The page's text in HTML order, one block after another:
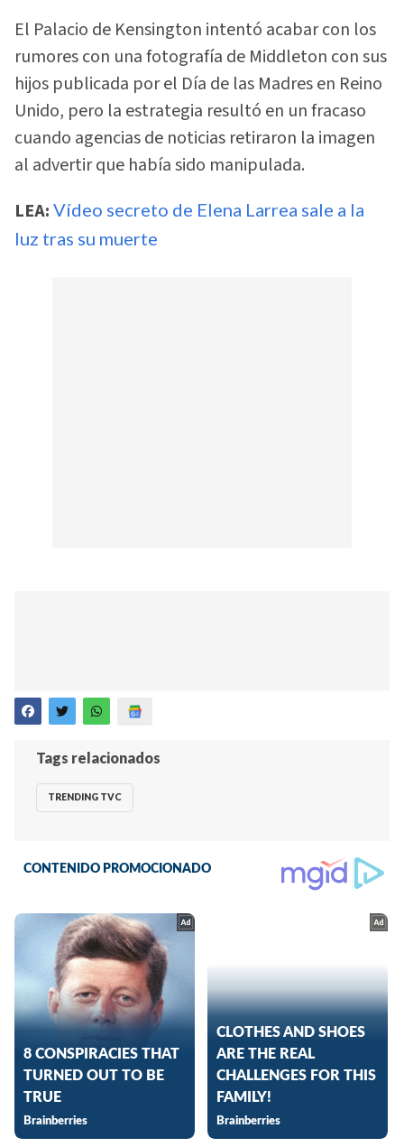
El Palacio de Kensington intentó acabar con los
rumores con una fotografía de Middleton con sus
hijos publicada por el Día de las Madres en Reino
Unido, pero la estrategia resultó en un fracaso
cuando agencias de noticias retiraron la imagen
al advertir que había sido manipulada.
LEA: Vídeo secreto de Elena Larrea sale a la
luz tras su muerte
Tags relacionados
TRENDING TVC